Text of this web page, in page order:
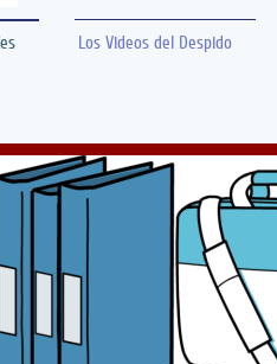
Los Videos del Despido